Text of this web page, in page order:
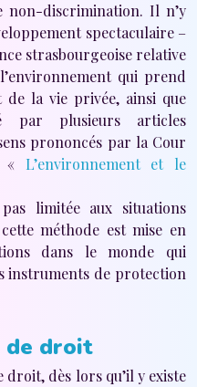
discrimination. Il n’y
spectaculaire –
strasbourgeoise relative
qui prend
la vie privée, ainsi que
par plusieurs articles
prononcés par la Cour
« L’environnement et le
limitée aux situations
méthode est mise en
dans le monde qui
instruments de protection
de droit
droit, dès lors qu’il y existe